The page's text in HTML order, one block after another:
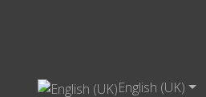
English (UK)